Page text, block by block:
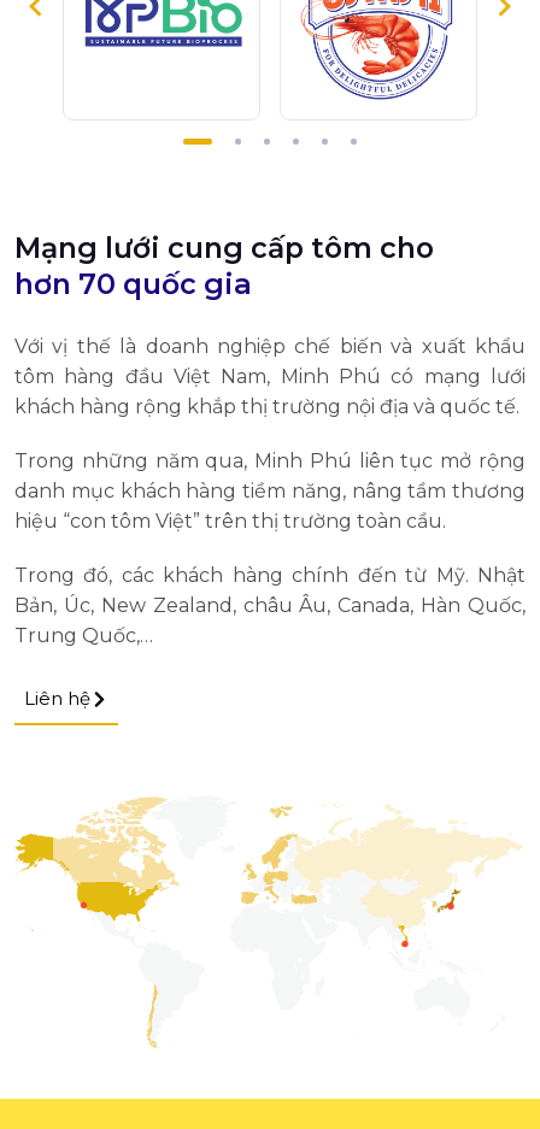
Mạng lưới cung cấp tôm cho
hơn 70 quốc gia
Với vị thế là doanh nghiệp chế biến và xuất khẩu
tôm hàng đầu Việt Nam, Minh Phú có mạng lưới
khách hàng rộng khắp thị trường nội địa và quốc tế.
Trong những năm qua, Minh Phú liên tục mở rộng
danh mục khách hàng tiềm năng, nâng tầm thương
hiệu “con tôm Việt” trên thị trường toàn cầu.
Trong đó, các khách hàng chính đến từ Mỹ. Nhật
Bản, Úc, New Zealand, châu Âu, Canada, Hàn Quốc,
Trung Quốc,…
Liên hệ